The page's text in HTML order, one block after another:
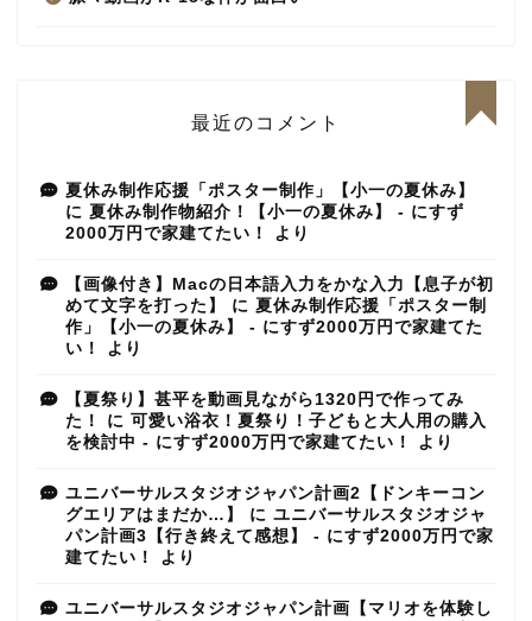
最近のコメント
夏休み制作応援「ポスター制作」【小一の夏休み】
に 夏休み制作物紹介！【小一の夏休み】 - にすず
2000万円で家建てたい！
より
【画像付き】Macの日本語入力をかな入力【息子が初
めて文字を打った】
に 夏休み制作応援「ポスター制
作」【小一の夏休み】 - にすず2000万円で家建てた
い！
より
【夏祭り】甚平を動画見ながら1320円で作ってみ
た！
に 可愛い浴衣！夏祭り！子どもと大人用の購入
を検討中 - にすず2000万円で家建てたい！
より
ユニバーサルスタジオジャパン計画2【ドンキーコン
グエリアはまだか…】
に ユニバーサルスタジオジャ
パン計画3【行き終えて感想】 - にすず2000万円で家
建てたい！
より
ユニバーサルスタジオジャパン計画【マリオを体験し